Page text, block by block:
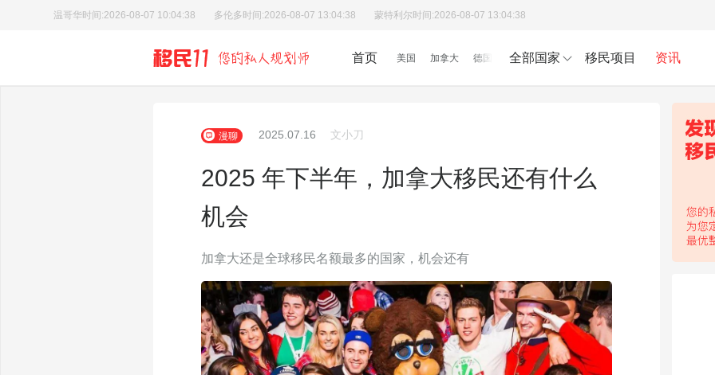
温哥华时间:2026-08-07 10:04:39 多伦多时间:2026-08-07 13:04:39 蒙特利尔时间:2026-08-07 13:04:39
首页 美国 加拿大 德国 全部国家 移民项目 资讯
漫聊 2025.07.16 文小刀
2025 年下半年，加拿大移民还有什么
机会
加拿大还是全球移民名额最多的国家，机会还有